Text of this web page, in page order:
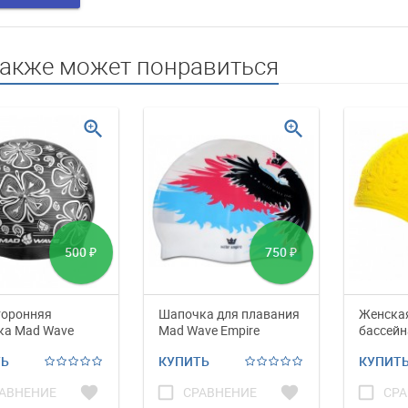
может понравиться
500 ₽
Mad Wave
favorite
zoom_in
750 ₽
Шапочка для плавания
Mad Wave Empire
КУПИТЬ
check_box_outline_blank СРАВНЕНИЕ favorite
zoom_in
check_box_outline_blank